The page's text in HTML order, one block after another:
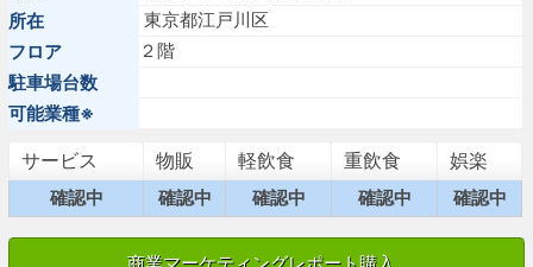
所在
東京都江戸川区
フロア
２階
駐車場台数
可能業種※
サービス 物販 軽飲食 重飲食 娯楽
確認中 確認中 確認中 確認中 確認中